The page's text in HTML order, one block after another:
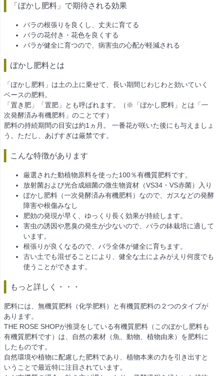
「ぼかし肥料」で期待される効果
バラの根張りを良くし、丈夫に育てる
バラの花付き・花色を良くする
バラが健全に育つので、病害虫の心配が軽減される
ぼかし肥料とは
「ぼかし肥料」は土の上に乗せて、長い期間じわじわと効いていく
ベースの肥料。
「置き肥」「置肥」とも呼ばれます。（※「ぼかし肥料」とは「一
次発酵済み有機肥料」のことです）
肥料の持続期間の目安は約1ヵ月。 一番花が咲いた後にも与えましょ
う。ただし、あげすぎは厳禁です。
こんな特徴があります
厳選された動植物原料を使った100％有機質肥料です。
放射菌および光合成細菌の微生物資材（VS34・VS赤菌）入り
ぼかし肥料（一次発酵済み有機肥料）なので、ガスなどの発酵
障害や根傷みなし
肥効の発現が早く、ゆっくり長く効果が持続します。
害虫の誘因や悪臭の発生が少ないので、バラの鉢栽培に適して
います。
根張りが良くなるので、バラ全体が健全に育ちます。
古い土でも混ぜることにより、健全な土によみがえり何度でも
使うことができます。
もっと詳しく・・・
肥料には、無機質肥料（化学肥料）と有機質肥料の２つのタイプが
あります。
THE ROSE SHOPが推奨をしている有機質肥料（このぼかし肥料も
有機質肥料です）は、自然の素材（魚、動物、植物由来）を肥料に
したものです。
自然環境や植物に配慮した肥料であり、植物本来の力を引き出すと
いうことで最近特に注目されています。